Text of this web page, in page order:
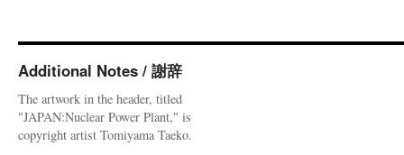
Additional Notes / 謝辞
The artwork in the header, titled
"JAPAN:Nuclear Power Plant," is
copyright artist Tomiyama Taeko.